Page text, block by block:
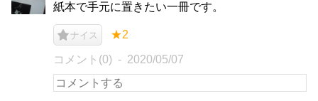
紙本で手元に置きたい一冊です。
ナイス ★2
コメント(0) 2020/05/07